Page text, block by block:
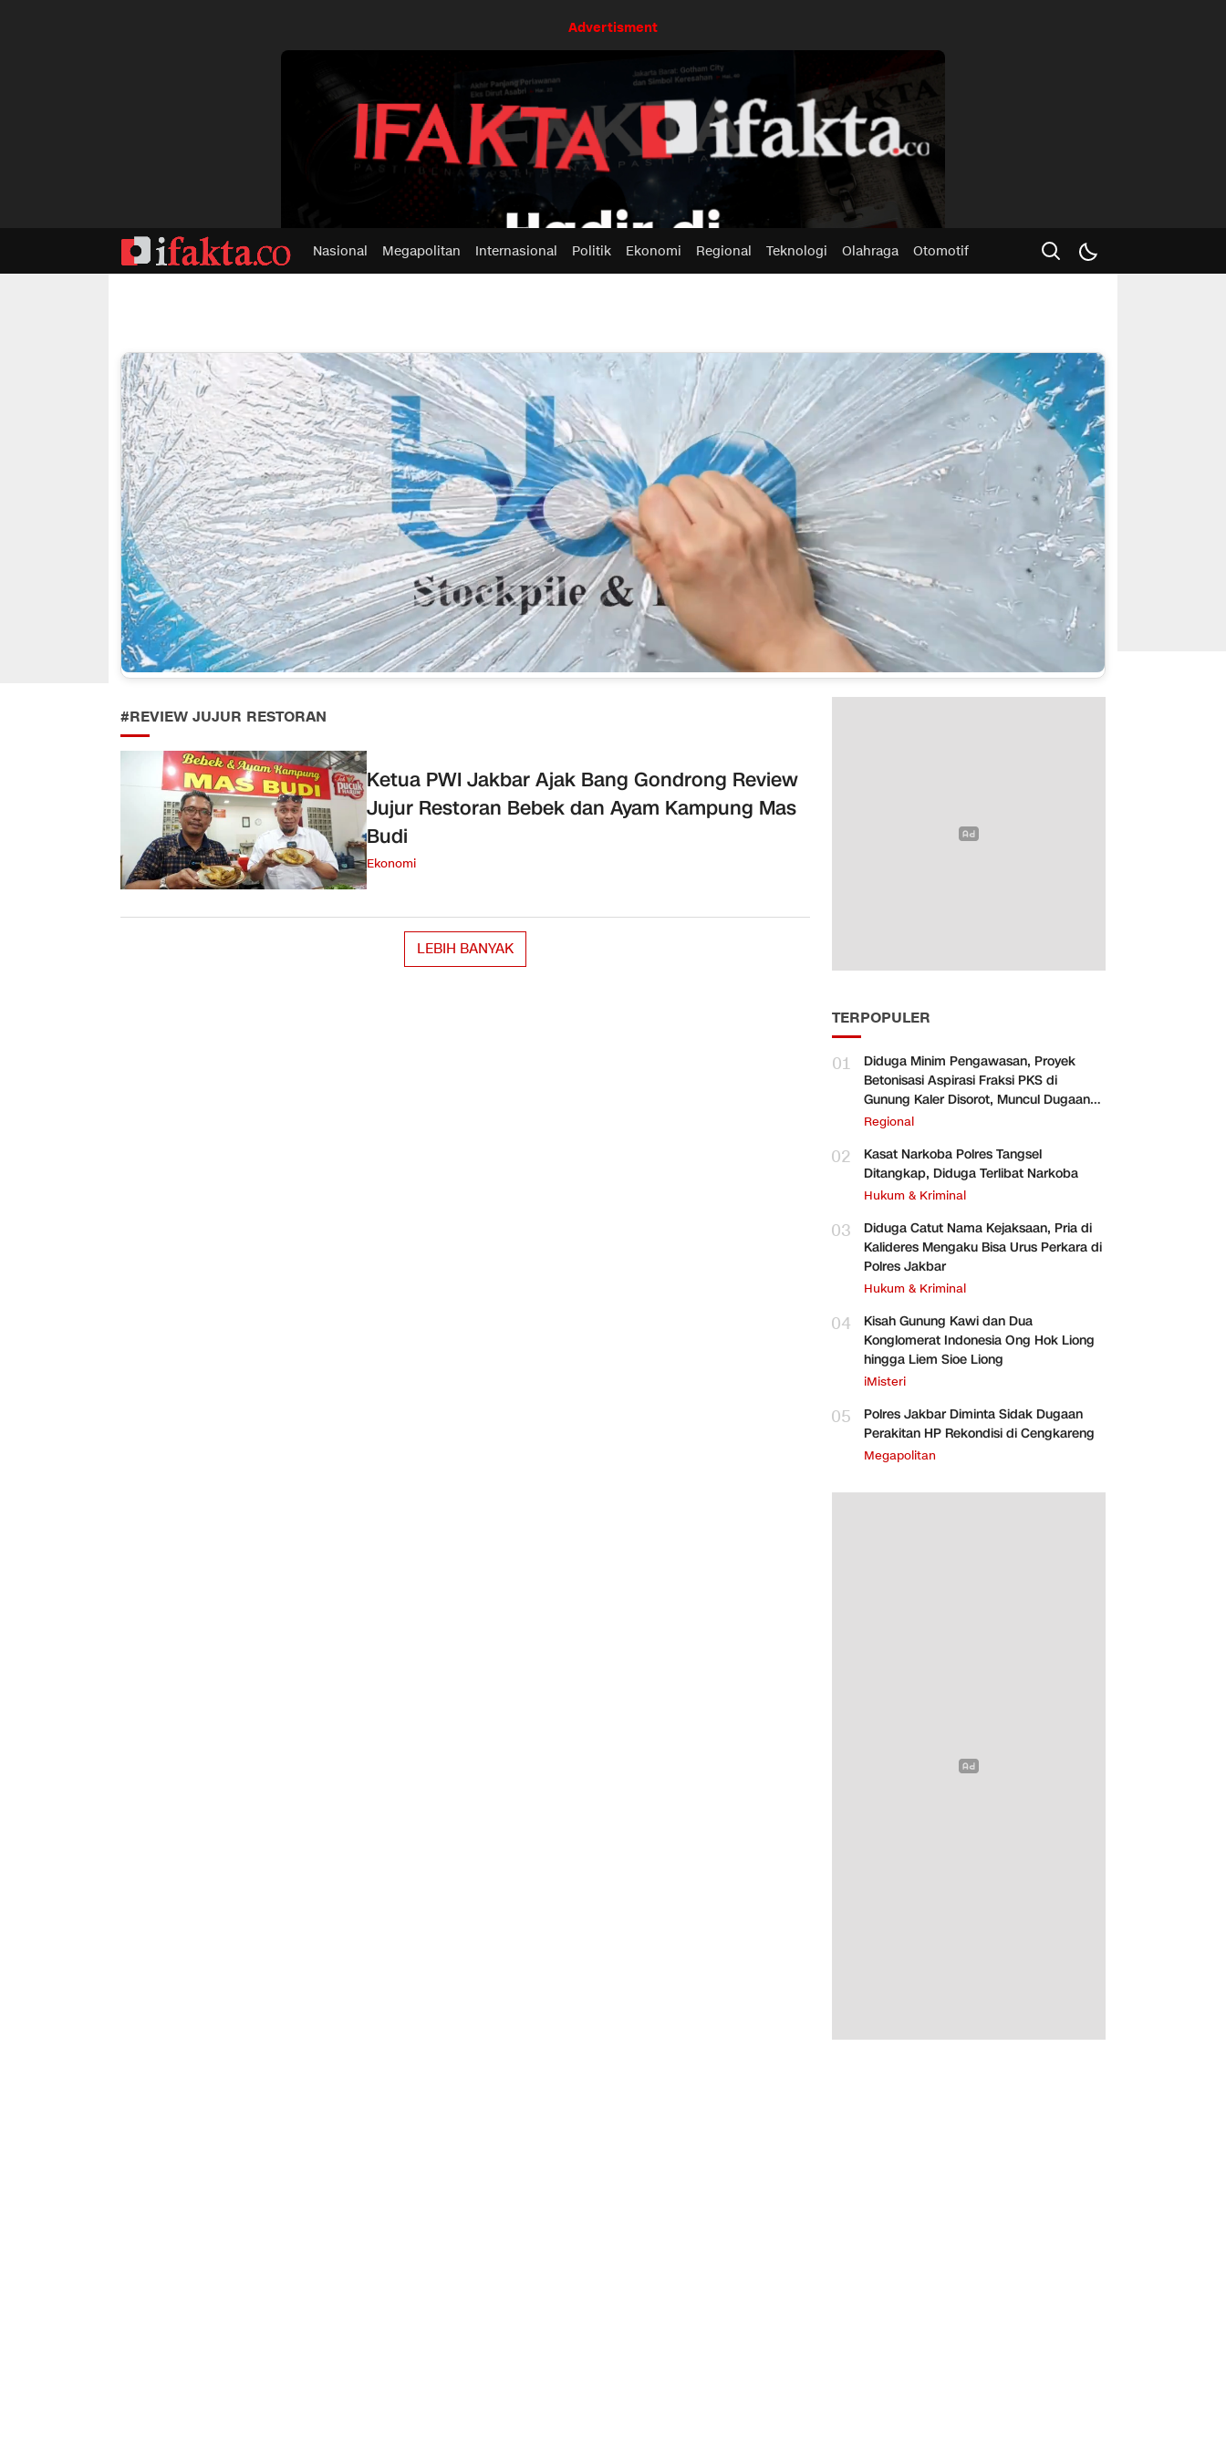
Advertisment
Nasional Megapolitan Internasional Politik Ekonomi Regional Teknologi Olahraga Otomotif
#REVIEW JUJUR RESTORAN
Ketua PWI Jakbar Ajak Bang Gondrong Review
Jujur Restoran Bebek dan Ayam Kampung Mas
Budi
Ekonomi
LEBIH BANYAK
TERPOPULER
01
Diduga Minim Pengawasan, Proyek
Betonisasi Aspirasi Fraksi PKS di
Gunung Kaler Disorot, Muncul Dugaan
Pengurangan Volume
Regional
02
Kasat Narkoba Polres Tangsel
Ditangkap, Diduga Terlibat Narkoba
Hukum & Kriminal
03
Diduga Catut Nama Kejaksaan, Pria di
Kalideres Mengaku Bisa Urus Perkara di
Polres Jakbar
Hukum & Kriminal
04
Kisah Gunung Kawi dan Dua
Konglomerat Indonesia Ong Hok Liong
hingga Liem Sioe Liong
iMisteri
05
Polres Jakbar Diminta Sidak Dugaan
Perakitan HP Rekondisi di Cengkareng
Megapolitan